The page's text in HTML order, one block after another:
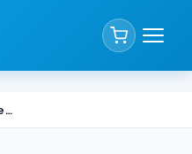
Repuesto Cubierta Bambin TOMY Antigoteo 17cm